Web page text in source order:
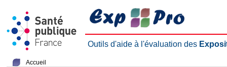
Outils d'aide à l'évaluation des
Accueil